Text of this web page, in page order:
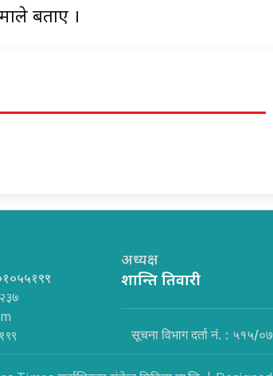
बताए ।
अध्यक्ष
शान्ति तिवारी
सूचना विभाग दर्ता नं. : ५१५/